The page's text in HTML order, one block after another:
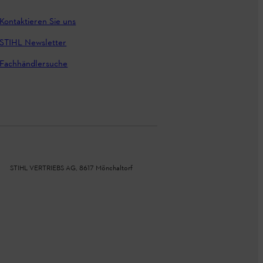
Kontaktieren Sie uns
STIHL Newsletter
Fachhändlersuche
STIHL VERTRIEBS AG, 8617 Mönchaltorf